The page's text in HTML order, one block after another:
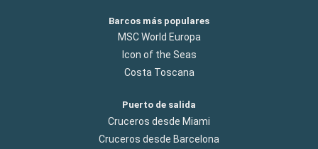
Barcos más populares
MSC World Europa
Icon of the Seas
Costa Toscana
Puerto de salida
Cruceros desde Miami
Cruceros desde Barcelona